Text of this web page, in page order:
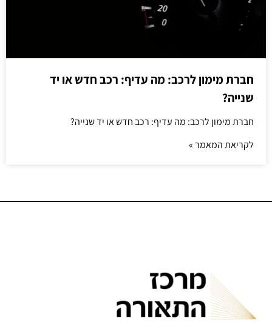
חברת מימון לרכב: מה עדיף: רכב חדש או יד
שנייה?
חברת מימון לרכב: מה עדיף: רכב חדש או יד שנייה?
לקריאת המאמר »